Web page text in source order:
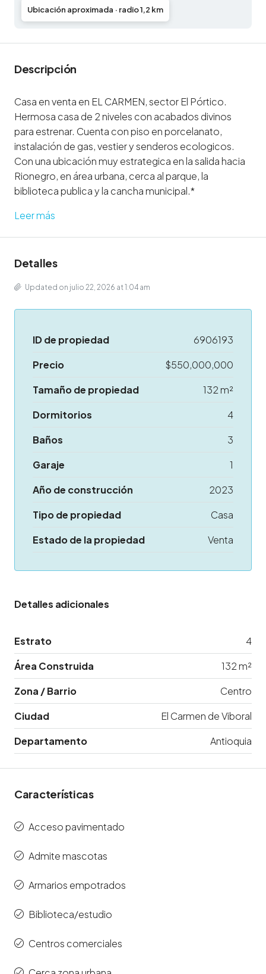
Ubicación aproximada · radio 1,2 km
Descripción
Casa en venta en EL CARMEN, sector El Pórtico.
Hermosa casa de 2 niveles con acabados divinos
para estrenar. Cuenta con piso en porcelanato,
instalación de gas, vestier y senderos ecologicos.
Con una ubicación muy estrategica en la salida hacia
Rionegro, en área urbana, cerca al parque, la
biblioteca publica y la cancha municipal.*
Leer más
Detalles
Updated on julio 22, 2026 at 1:04 am
ID de propiedad
6906193
Precio
$550,000,000
Tamaño de propiedad
132 m²
Dormitorios
4
Baños
3
Garaje
1
Año de construcción
2023
Tipo de propiedad
Casa
Estado de la propiedad
Venta
Detalles adicionales
Estrato
4
Área Construida
132 m²
Zona / Barrio
Centro
Ciudad
El Carmen de Viboral
Departamento
Antioquia
Características
Acceso pavimentado
Admite mascotas
Armarios empotrados
Biblioteca/estudio
Centros comerciales